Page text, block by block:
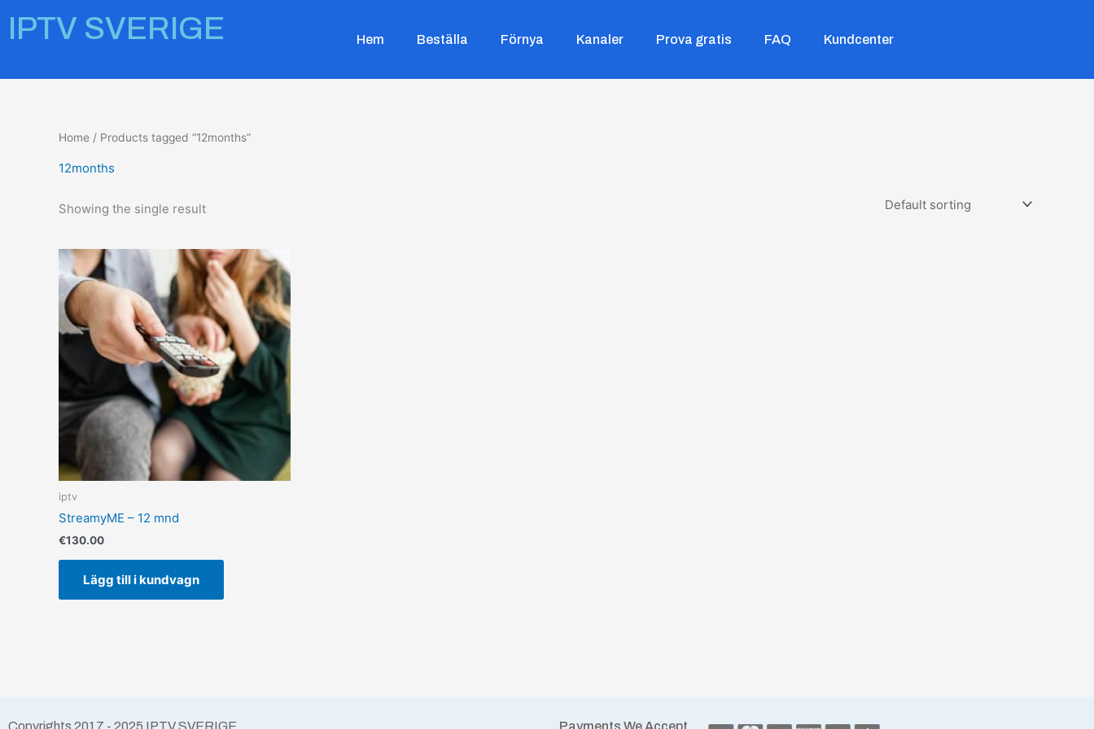
IPTV SVERIGE Hem Beställa Förnya Kanaler Prova gratis FAQ Kundcenter
Home / Products tagged “12months”
12months
Showing the single result
iptv
StreamyME – 12 mnd
€130.00
Lägg till i kundvagn